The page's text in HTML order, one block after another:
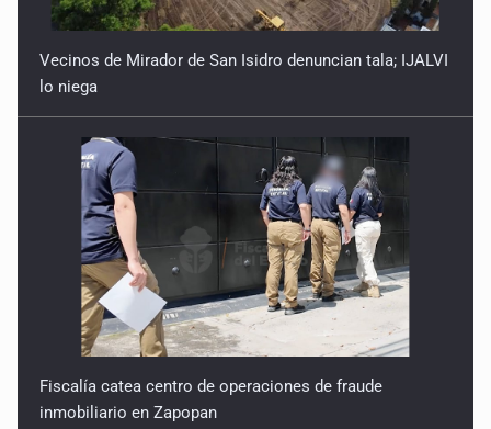
Vecinos de Mirador de San Isidro denuncian tala; IJALVI
lo niega
Fiscalía catea centro de operaciones de fraude
inmobiliario en Zapopan